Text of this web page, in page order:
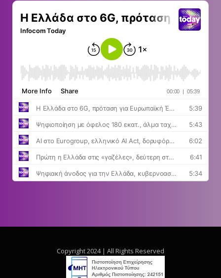
Copyright 2024 | All Rights Reserved